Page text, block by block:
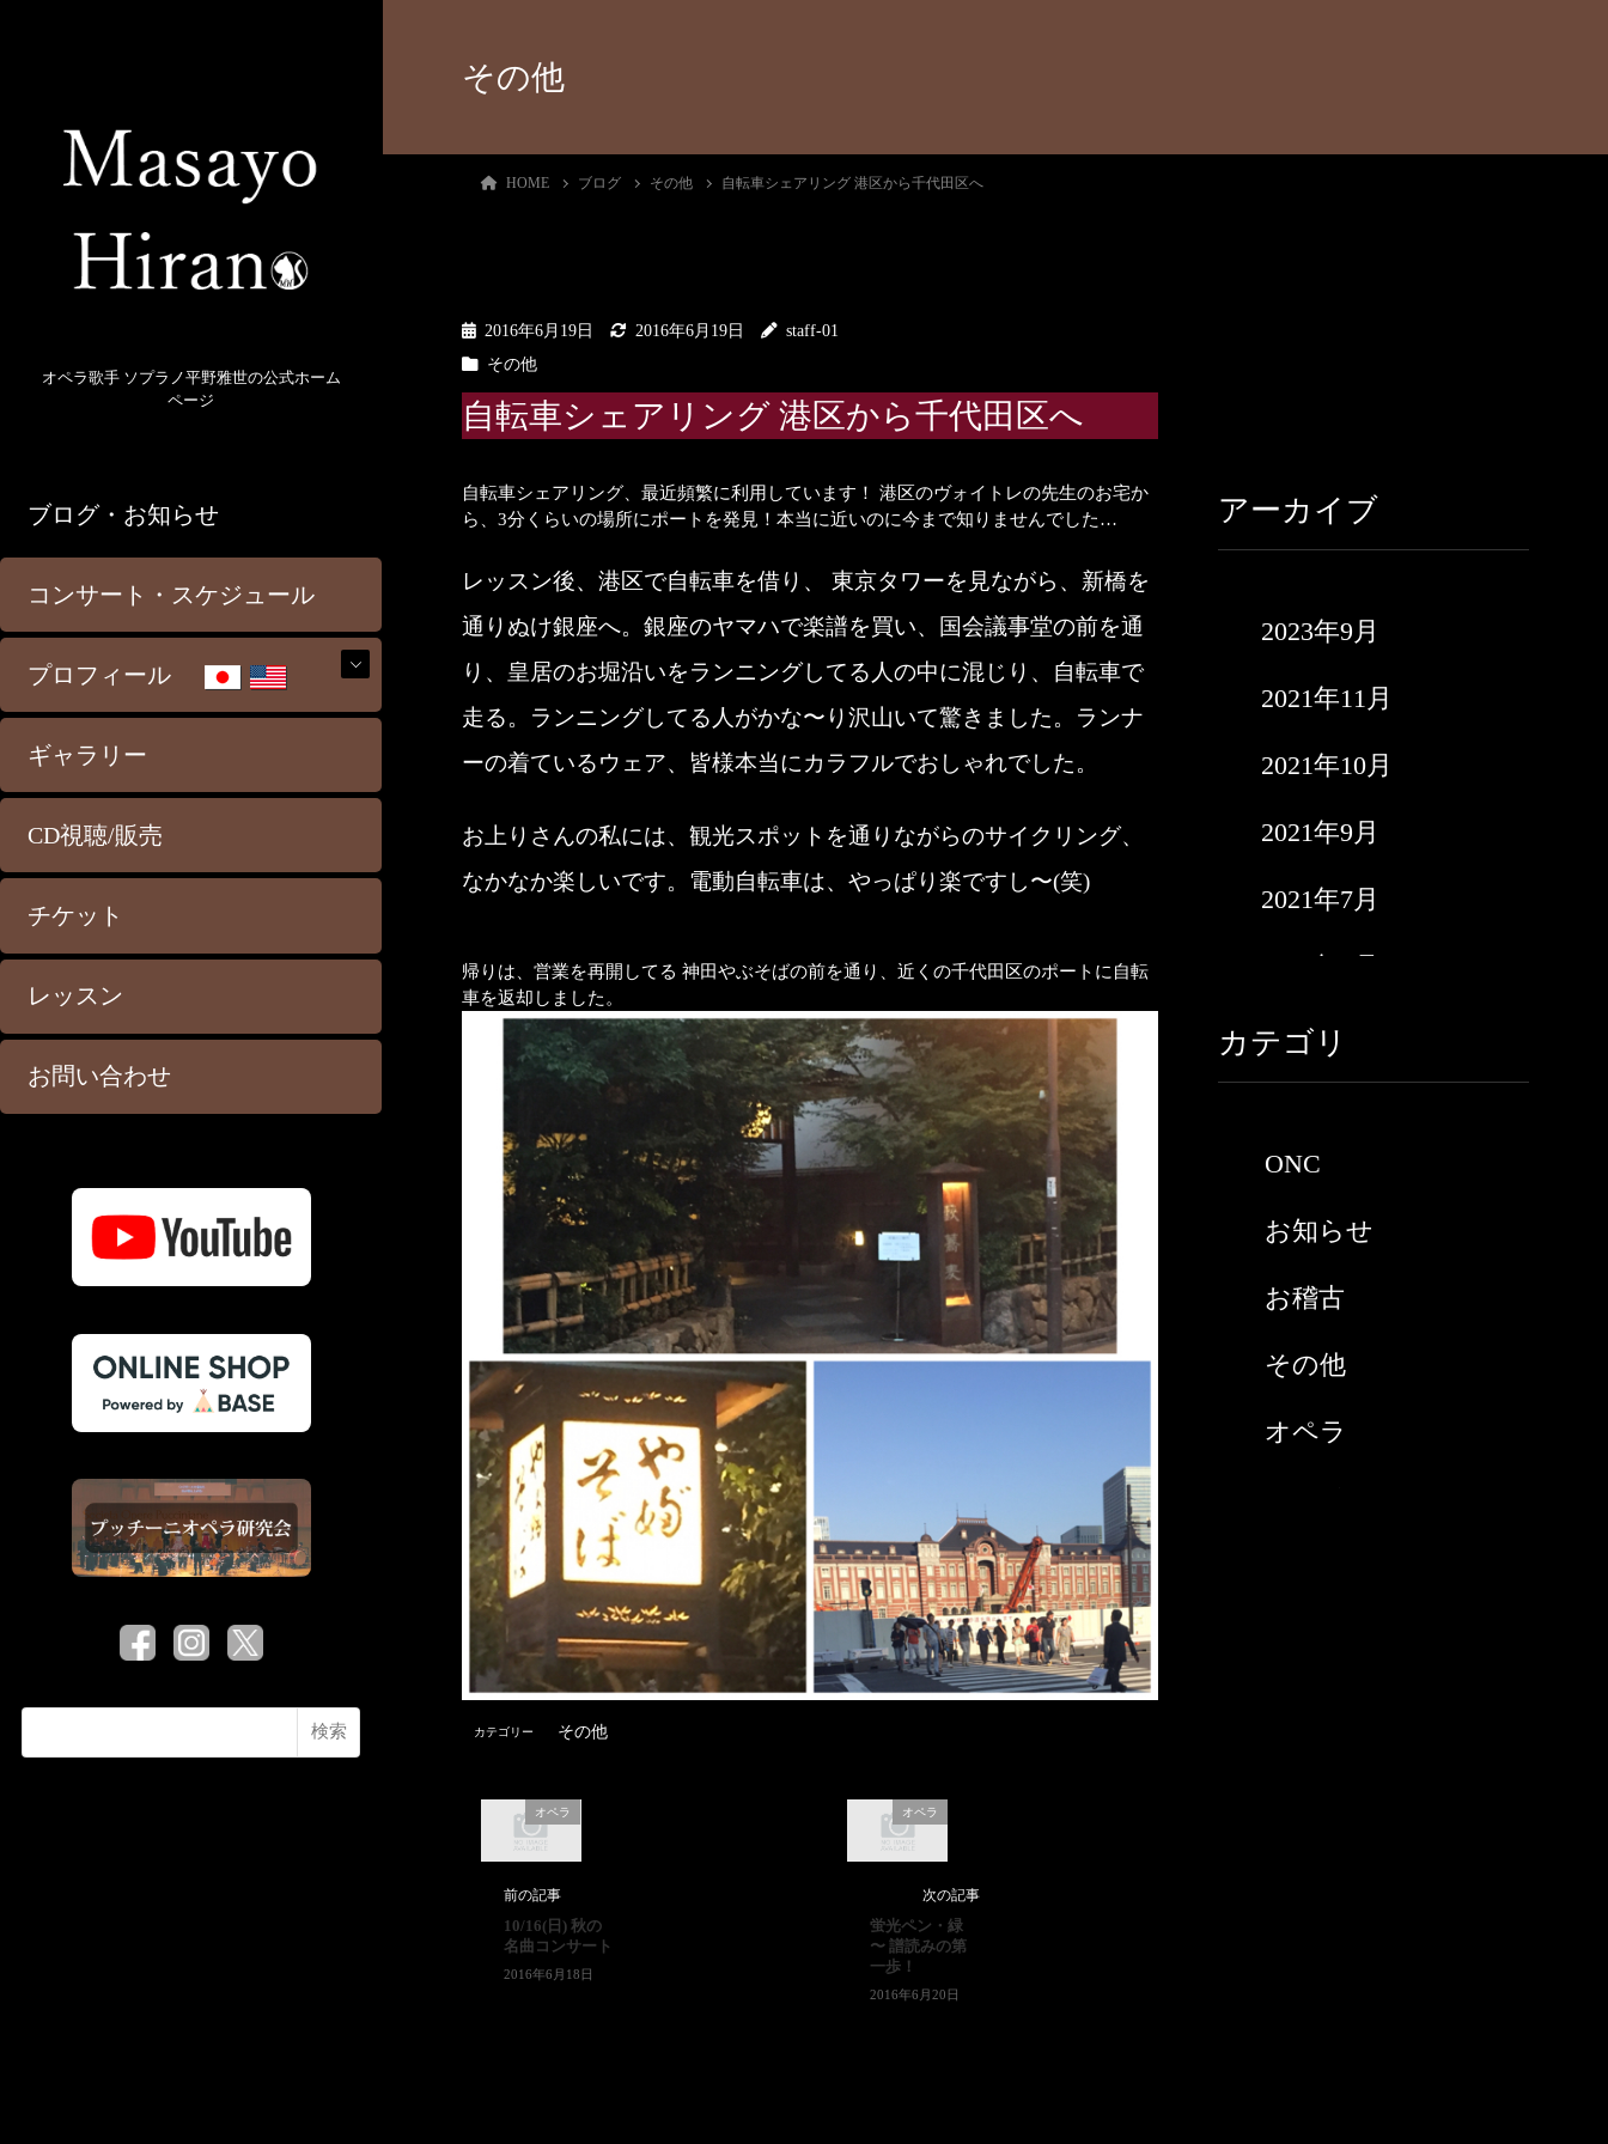
オペラ歌手 ソプラノ平野雅世の公式ホーム
ページ
ブログ・お知らせ
コンサート・スケジュール
プロフィール
ギャラリー
CD視聴/販売
チケット
レッスン
お問い合わせ
検索
その他
HOME ブログ その他 自転車シェアリング 港区から千代田区へ
2016年6月19日 2016年6月19日
staff-01
その他
自転車シェアリング 港区から千代田区へ
自転車シェアリング、最近頻繁に利用しています！ 港区のヴォイトレの先生のお宅か
ら、3分くらいの場所にポートを発見！本当に近いのに今まで知りませんでした…
レッスン後、港区で自転車を借り、 東京タワーを見ながら、新橋を
通りぬけ銀座へ。銀座のヤマハで楽譜を買い、国会議事堂の前を通
り、皇居のお堀沿いをランニングしてる人の中に混じり、自転車で
走る。ランニングしてる人がかな〜り沢山いて驚きました。ランナ
ーの着ているウェア、皆様本当にカラフルでおしゃれでした。
お上りさんの私には、観光スポットを通りながらのサイクリング、
なかなか楽しいです。電動自転車は、やっぱり楽ですし〜(笑)
帰りは、営業を再開してる 神田やぶそばの前を通り、近くの千代田区のポートに自転
車を返却しました。
カテゴリー その他
オペラ
前の記事
10/16(日) 秋の
名曲コンサート
2016年6月18日
オペラ
次の記事
蛍光ペン・緑
〜 譜読みの第
一歩！
2016年6月20日
アーカイブ
2023年9月
2021年11月
2021年10月
2021年9月
2021年7月
2021年6月
2021年5月
2021年2月
2021年1月
2020年9月
2020年8月
2020年7月
カテゴリ
ONC
お知らせ
お稽古
その他
オペラ